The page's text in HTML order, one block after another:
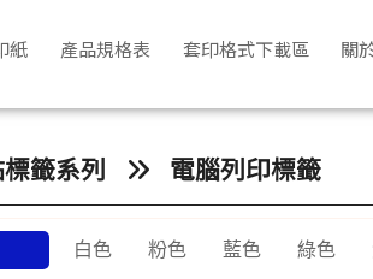
紙 產品規格表 套印格式下載區 關
標籤系列 電腦列印標籤
白色 粉色 藍色 綠色